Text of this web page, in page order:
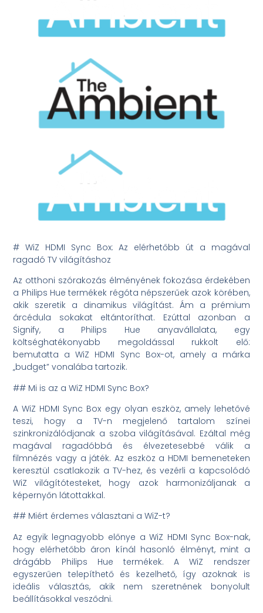
# WiZ HDMI Sync Box: Az elérhetőbb út a magával
ragadó TV világításhoz
Az otthoni szórakozás élményének fokozása érdekében
a Philips Hue termékek régóta népszerűek azok körében,
akik szeretik a dinamikus világítást. Ám a prémium
árcédula sokakat eltántoríthat. Ezúttal azonban a
Signify, a Philips Hue anyavállalata, egy
költséghatékonyabb megoldással rukkolt elő:
bemutatta a WiZ HDMI Sync Box-ot, amely a márka
„budget” vonalába tartozik.
## Mi is az a WiZ HDMI Sync Box?
A WiZ HDMI Sync Box egy olyan eszköz, amely lehetővé
teszi, hogy a TV-n megjelenő tartalom színei
szinkronizálódjanak a szoba világításával. Ezáltal még
magával ragadóbbá és élvezetesebbé válik a
filmnézés vagy a játék. Az eszköz a HDMI bemeneteken
keresztül csatlakozik a TV-hez, és vezérli a kapcsolódó
WiZ világítótesteket, hogy azok harmonizáljanak a
képernyőn látottakkal.
## Miért érdemes választani a WiZ-t?
Az egyik legnagyobb előnye a WiZ HDMI Sync Box-nak,
hogy elérhetőbb áron kínál hasonló élményt, mint a
drágább Philips Hue termékek. A WiZ rendszer
egyszerűen telepíthető és kezelhető, így azoknak is
ideális választás, akik nem szeretnének bonyolult
beállításokkal vesződni.